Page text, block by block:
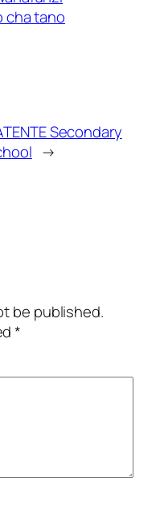
cha tano
Secondary
→
be published.
*